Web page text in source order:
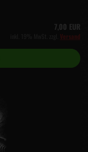
7,00 EUR
Versand